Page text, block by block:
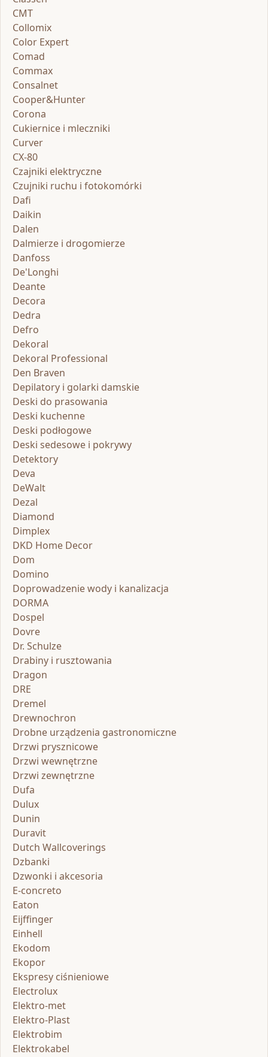
CMT
Collomix
Color Expert
Comad
Commax
Consalnet
Cooper&Hunter
Corona
Cukiernice i mleczniki
Curver
CX-80
Czajniki elektryczne
Czujniki ruchu i fotokomórki
Dafi
Daikin
Dalen
Dalmierze i drogomierze
Danfoss
De'Longhi
Deante
Decora
Dedra
Defro
Dekoral
Dekoral Professional
Den Braven
Depilatory i golarki damskie
Deski do prasowania
Deski kuchenne
Deski podłogowe
Deski sedesowe i pokrywy
Detektory
Deva
DeWalt
Dezal
Diamond
Dimplex
DKD Home Decor
Dom
Domino
Doprowadzenie wody i kanalizacja
DORMA
Dospel
Dovre
Dr. Schulze
Drabiny i rusztowania
Dragon
DRE
Dremel
Drewnochron
Drobne urządzenia gastronomiczne
Drzwi prysznicowe
Drzwi wewnętrzne
Drzwi zewnętrzne
Dufa
Dulux
Dunin
Duravit
Dutch Wallcoverings
Dzbanki
Dzwonki i akcesoria
E-concreto
Eaton
Eijffinger
Einhell
Ekodom
Ekopor
Ekspresy ciśnieniowe
Electrolux
Elektro-met
Elektro-Plast
Elektrobim
Elektrokabel